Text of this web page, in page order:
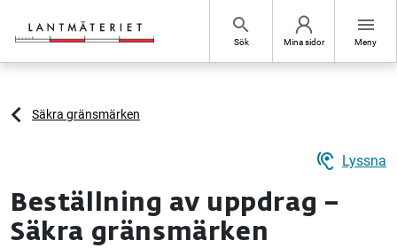
search
Sök Mina sidor
menu
Meny
Säkra gränsmärken
hearing Lyssna
Beställning av uppdrag –
Säkra gränsmärken